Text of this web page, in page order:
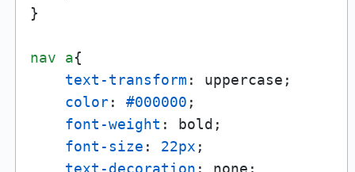
}
nav a{
text-transform : uppercase;
color: #000000 ;
font-weight : bold;
font-size : 22px ;
text-decoration : none;